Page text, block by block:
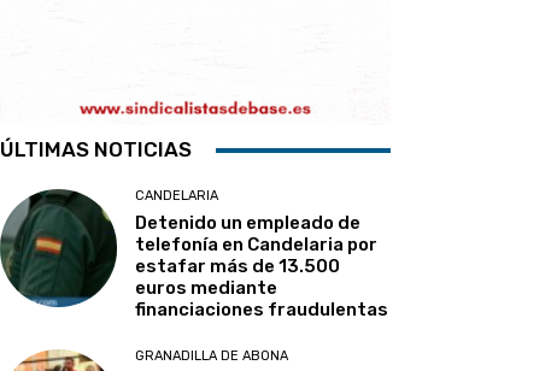
ÚLTIMAS NOTICIAS
CANDELARIA
Detenido un empleado de
telefonía en Candelaria por
estafar más de 13.500
euros mediante
financiaciones fraudulentas
GRANADILLA DE ABONA